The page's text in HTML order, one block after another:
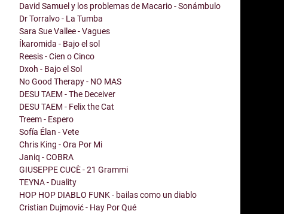
David Samuel y los problemas de Macario - Sonámbulo
Dr Torralvo - La Tumba
Sara Sue Vallee - Vagues
Íkaromida - Bajo el sol
Reesis - Cien o Cinco
Dxoh - Bajo el Sol
No Good Therapy - NO MAS
DESU TAEM - The Deceiver
DESU TAEM - Felix the Cat
Treem - Espero
Sofía Élan - Vete
Chris King - Ora Por Mi
Janiq - COBRA
GIUSEPPE CUCÈ - 21 Grammi
TEYNA - Duality
HOP HOP DIABLO FUNK - bailas como un diablo
Cristian Dujmović - Hay Por Qué